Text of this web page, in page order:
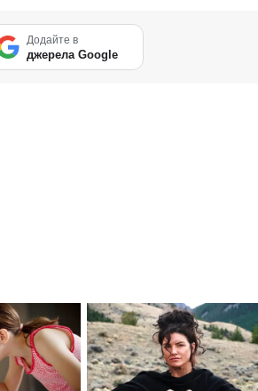
Додайте в
джерела Google